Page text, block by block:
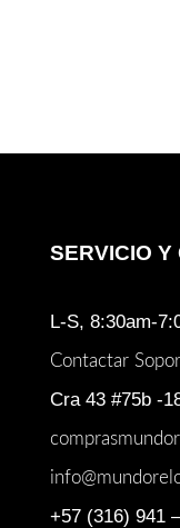
SERVICIO Y
L-S, 8:30am-
Contactar
Cra 43 #75b -
+57 (316) 941